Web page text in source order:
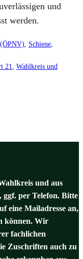
und
wer­den.
Schiene
21
Wahlkreis und
und aus
per Telefon. Bitte
eine Mailadresse an,
können. Wir
fachlichen
Zuschriften auch zu